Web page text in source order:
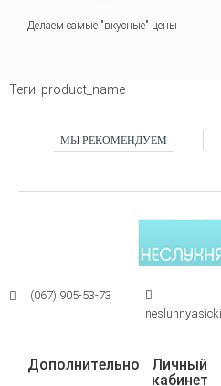
Делаем самые "вкусные" цены
Теги: product_name
МЫ РЕКОМЕНДУЕМ
(067) 905-53-73
Дополнительно
Личный
кабинет